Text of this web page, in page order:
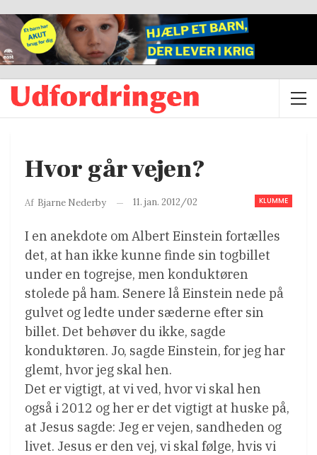
Hvor går vejen?
KLUMME
Af Bjarne Nederby 11. jan. 2012/02
I en anekdote om Albert Einstein fortælles
det, at han ikke kunne finde sin togbillet
under en togrejse, men konduktøren
stolede på ham. Senere lå Einstein nede på
gulvet og ledte under sæderne efter sin
billet. Det behøver du ikke, sagde
konduktøren. Jo, sagde Einstein, for jeg har
glemt, hvor jeg skal hen.
Det er vigtigt, at vi ved, hvor vi skal hen 
også i 2012 og her er det vigtigt at huske på,
at Jesus sagde: Jeg er vejen, sandheden og
livet. Jesus er den vej, vi skal følge, hvis vi